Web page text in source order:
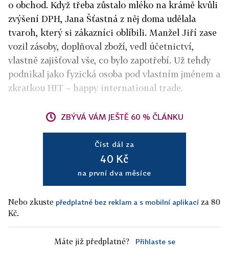
o obchod. Když třeba zůstalo mléko na krámě kvůli
zvýšení DPH, Jana Šťastná z něj doma udělala
tvaroh, který si zákazníci oblíbili. Manžel Jiří zase
vozil zásoby, doplňoval zboží, vedl účetnictví,
vlastně zajišťoval vše, co bylo zapotřebí. Už tehdy
podnikal jako fyzická osoba pod vlastním jménem a
zkratkou HIT – happy international trade.
ZBÝVÁ VÁM JEŠTĚ 60 % ČLÁNKU
Číst dál za
40 Kč
na první dva měsíce
Nebo zkuste předplatné bez reklam a s mobilní aplikací za 80
Kč.
Máte již předplatné? Přihlaste se